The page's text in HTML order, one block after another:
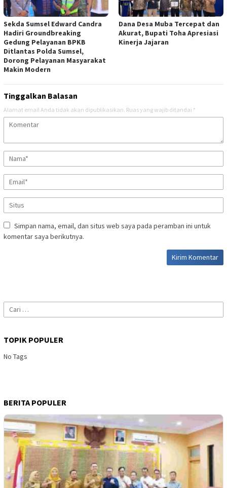
Sekda Sumsel Edward Candra
Hadiri Groundbreaking
Gedung Pelayanan BPKB
Ditlantas Polda Sumsel,
Dorong Pelayanan Masyarakat
Makin Modern
Dana Desa Muba Tercepat dan
Akurat, Bupati Toha Apresiasi
Kinerja Jajaran
Tinggalkan Balasan
Alamat email Anda tidak akan dipublikasikan. Ruas yang wajib ditandai *
Simpan nama, email, dan situs web saya pada peramban ini untuk
komentar saya berikutnya.
Cari
untuk:
TOPIK POPULER
No Tags
BERITA POPULER